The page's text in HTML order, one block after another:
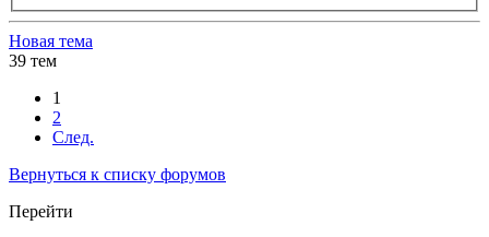
Новая тема
39 тем
1
2
След.
Вернуться к списку форумов
Перейти